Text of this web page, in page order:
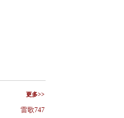
更多>>
雷歌747